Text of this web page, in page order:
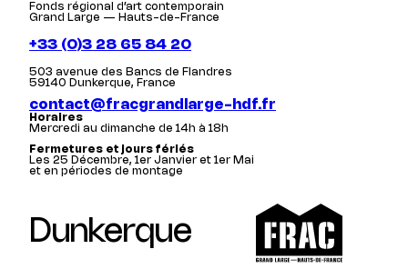
Fonds régional d’art contemporain
Grand Large — Hauts-de-France
+33 (0)3 28 65 84 20
503 avenue des Bancs de Flandres
59140 Dunkerque, France
contact@fracgrandlarge-hdf.fr
Horaires
Mercredi au dimanche de 14h à 18h
Fermetures et jours fériés
Les 25 Décembre, 1er Janvier et 1er Mai
et en périodes de montage
Dunkerque